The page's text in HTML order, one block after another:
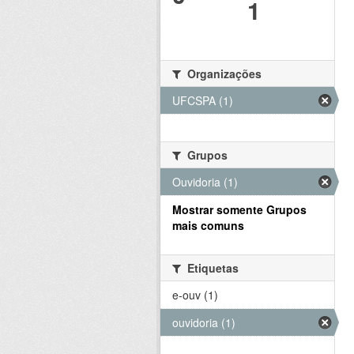
1
Organizações
UFCSPA (1)
Grupos
Ouvidoria (1)
Mostrar somente Grupos
mais comuns
Etiquetas
e-ouv (1)
ouvidoria (1)